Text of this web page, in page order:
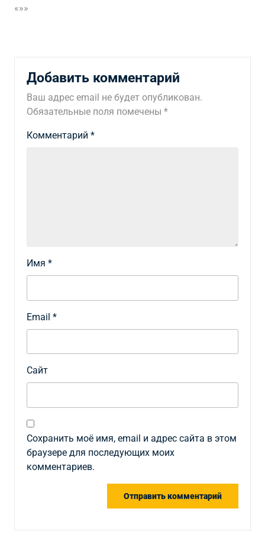
«»»
Добавить комментарий
Ваш адрес email не будет опубликован.
Обязательные поля помечены *
Комментарий *
Имя *
Email *
Сайт
Сохранить моё имя, email и адрес сайта в этом
браузере для последующих моих
комментариев.